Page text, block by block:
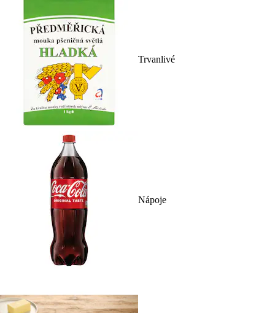
Trvanlivé
Nápoje